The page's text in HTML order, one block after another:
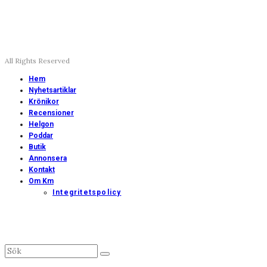
All Rights Reserved
Hem
Nyhetsartiklar
Krönikor
Recensioner
Helgon
Poddar
Butik
Annonsera
Kontakt
Om Km
Integritetspolicy